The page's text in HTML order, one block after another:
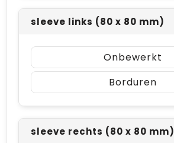
sleeve links (80 x 80 mm)
Onbewerkt
Borduren
sleeve rechts (80 x 80 mm)